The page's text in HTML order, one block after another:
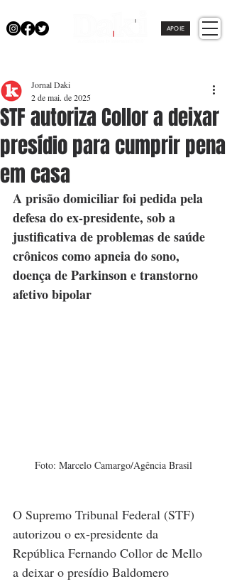
APOIE
STF autoriza Collor a deixar
presídio para cumprir pena
em casa
Jornal Daki
2 de mai. de 2025
A prisão domiciliar foi pedida pela
defesa do ex-presidente, sob a
justificativa de problemas de saúde
crônicos como apneia do sono,
doença de Parkinson e transtorno
afetivo bipolar
Foto: Marcelo Camargo/Agência Brasil
O Supremo Tribunal Federal (STF)
autorizou o ex-presidente da
República Fernando Collor de Mello
a deixar o presídio Baldomero